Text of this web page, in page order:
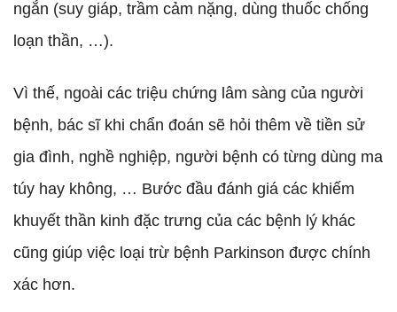
ngắn (suy giáp, trầm cảm nặng, dùng thuốc chống
loạn thần, …).
Vì thế, ngoài các triệu chứng lâm sàng của người
bệnh, bác sĩ khi chẩn đoán sẽ hỏi thêm về tiền sử
gia đình, nghề nghiệp, người bệnh có từng dùng ma
túy hay không, … Bước đầu đánh giá các khiếm
khuyết thần kinh đặc trưng của các bệnh lý khác
cũng giúp việc loại trừ bệnh Parkinson được chính
xác hơn.